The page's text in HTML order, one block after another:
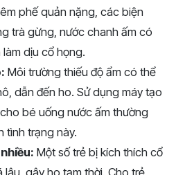
phế quản nặng, các biện
trà gừng, nước chanh ấm có
dịu cổ họng.
Môi trường thiếu độ ẩm có thể
dẫn đến ho. Sử dụng máy tạo
bé uống nước ấm thường
tình trạng này.
Một số trẻ bị kích thích cổ